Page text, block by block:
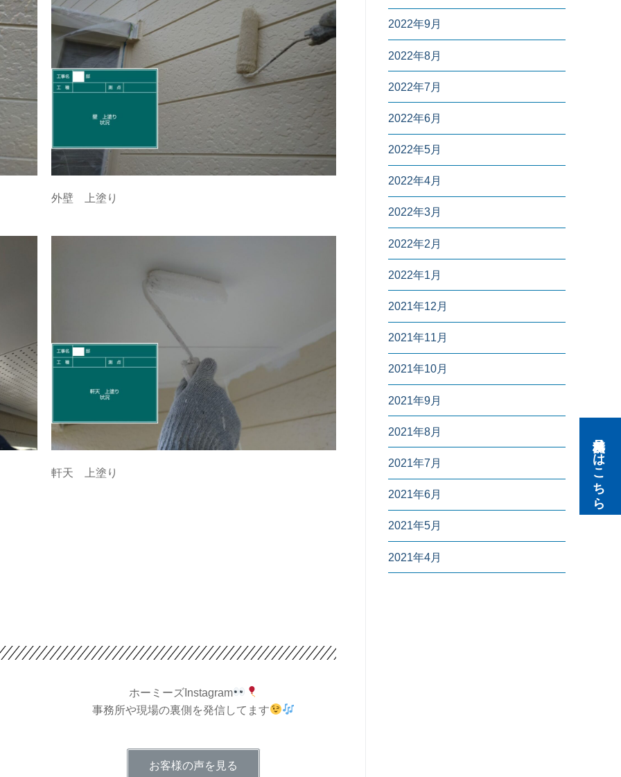
外壁 上塗り
軒天 上塗り
ホーミーズInstagram
事務所や現場の裏側を発信してます
お客様の声を見る
2022年9月
2022年8月
2022年7月
2022年6月
2022年5月
2022年4月
2022年3月
2022年2月
2022年1月
2021年12月
2021年11月
2021年10月
2021年9月
2021年8月
2021年7月
2021年6月
2021年5月
2021年4月
無料見積りはこちら